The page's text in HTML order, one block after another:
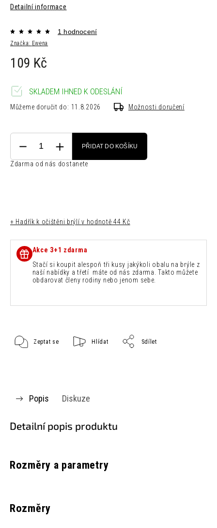
Detailní informace
Značka: Ewena
1 hodnocení
109 Kč
SKLADEM IHNED K ODESLÁNÍ
Můžeme doručit do: 11.8.2026 Možnosti doručení
PŘIDAT DO KOŠÍKU
Zdarma od nás dostanete
+ Hadřík k očištěni brýlív hodnotě 44 Kč
Akce 3+1 zdarma
Stačí si koupit alespoň tři kusy jakýkoli obalu na brýle z
naší nabídky a třetí máte od nás zdarma. Takto můžete
obdarovat členy rodiny nebo jenom sebe.
Zeptat se Hlídat Sdílet
Popis Diskuze
Detailní popis produktu
Rozměry a parametry
Rozměry